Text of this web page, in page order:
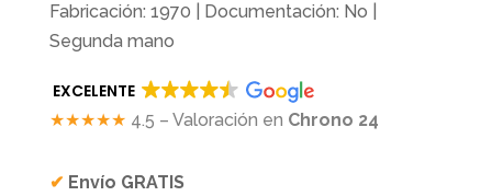
Fabricación: 1970 | Documentación: No |
Segunda mano
EXCELENTE
★★★★★ 4.5 – Valoración en Chrono 24
✔ Envío GRATIS